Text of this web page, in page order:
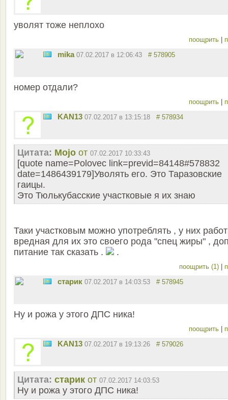
уволят тоже неплохо
поощрить |
mika 07.02.2017 в 12:06:43 # 578905
номер отдали?
поощрить |
KAN13 07.02.2017 в 13:15:18 # 578934
Цитата: Mojo от 07.02.2017 10:33:43
[quote name=Polovec link=previd=84148#578832
date=1486439179]Уволять его. Это Таразовские
гаицы.
Это Тюлькубасские участковые я их знаю
Таки участковым можно употреблять , у них
вредная для их это своего рода "спец жиры" ,
питание так сказать .
.
поощрить (1) |
старик 07.02.2017 в 14:03:53 # 578945
Ну и рожа у этого ДПС ника!
поощрить |
KAN13 07.02.2017 в 19:13:26 # 579026
Цитата: старик от 07.02.2017 14:03:53
Ну и рожа у этого ДПС ника!